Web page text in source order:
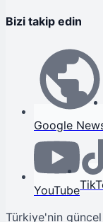
Bizi takip edin
Google
YouTube
Türkiye'nin güncel